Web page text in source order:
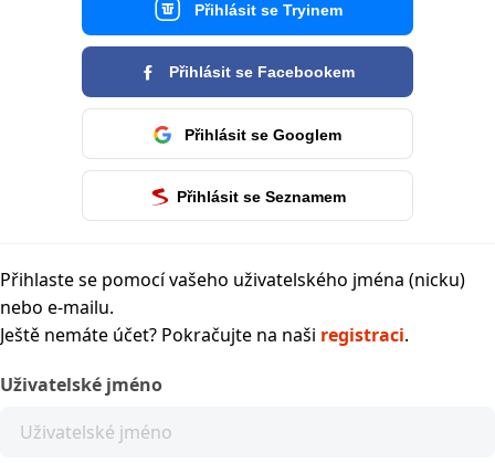
Přihlásit se Tryinem
Přihlásit se Facebookem
Přihlásit se Googlem
Přihlásit se Seznamem
Přihlaste se pomocí vašeho uživatelského jména (nicku)
nebo e-mailu.
Ještě nemáte účet? Pokračujte na naši registraci.
Uživatelské jméno